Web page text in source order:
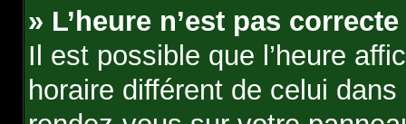
» L’heure n’est pas correcte
Il est possible que l’heure
horaire différent de celui